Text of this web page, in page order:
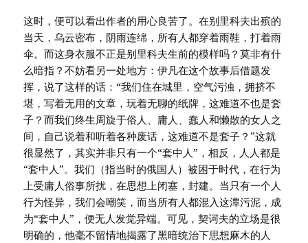
这时，便可以看出作者的用心良苦了。在别里科夫出殡的
当天，乌云密布，阴雨连绵，所有人都穿着雨鞋，打着雨
伞。而这身衣服不正是别里科夫生前的模样吗？莫非有什
么暗指？不妨看另一处地方：伊凡在这个故事后借题发
挥，说了这样的话：“我们住在城里，空气污浊，拥挤不
堪，写着无用的文章，玩着无聊的纸牌，这难道不也是套
子？而我们终生周旋于俗人、庸人、蠢人和懒散的女人之
间，自己说着和听着各种废话，这难道不是套子？”这就
很显然了，其实并非只有一个“套中人”，相反，人人都是
“套中人”。我们（指当时的俄国人）被困于时代，在行为
上受庸人俗事所扰，在思想上闭塞，封建。当只有一个人
行为怪异，我们会嘲笑，而当所有人都混入这潭污泥，成
为“套中人”，便无人发觉异端。可见，契诃夫的立场是很
明确的，他毫不留情地揭露了黑暗统治下思想麻木的人